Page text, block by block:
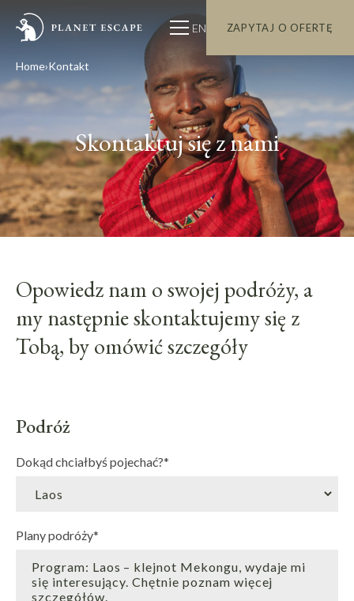
EN ZAPYTAJ O OFERTĘ
Home Kontakt
Skontaktuj się z nami
Opowiedz nam o swojej podróży, a
my następnie skontaktujemy się z
Tobą, by omówić szczegóły
Podróż
Dokąd chciałbyś pojechać?*
Plany podróży*